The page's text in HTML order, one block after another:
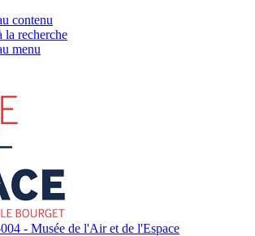
contenu
la recherche
menu
- Musée de l'Air et de l'Espace